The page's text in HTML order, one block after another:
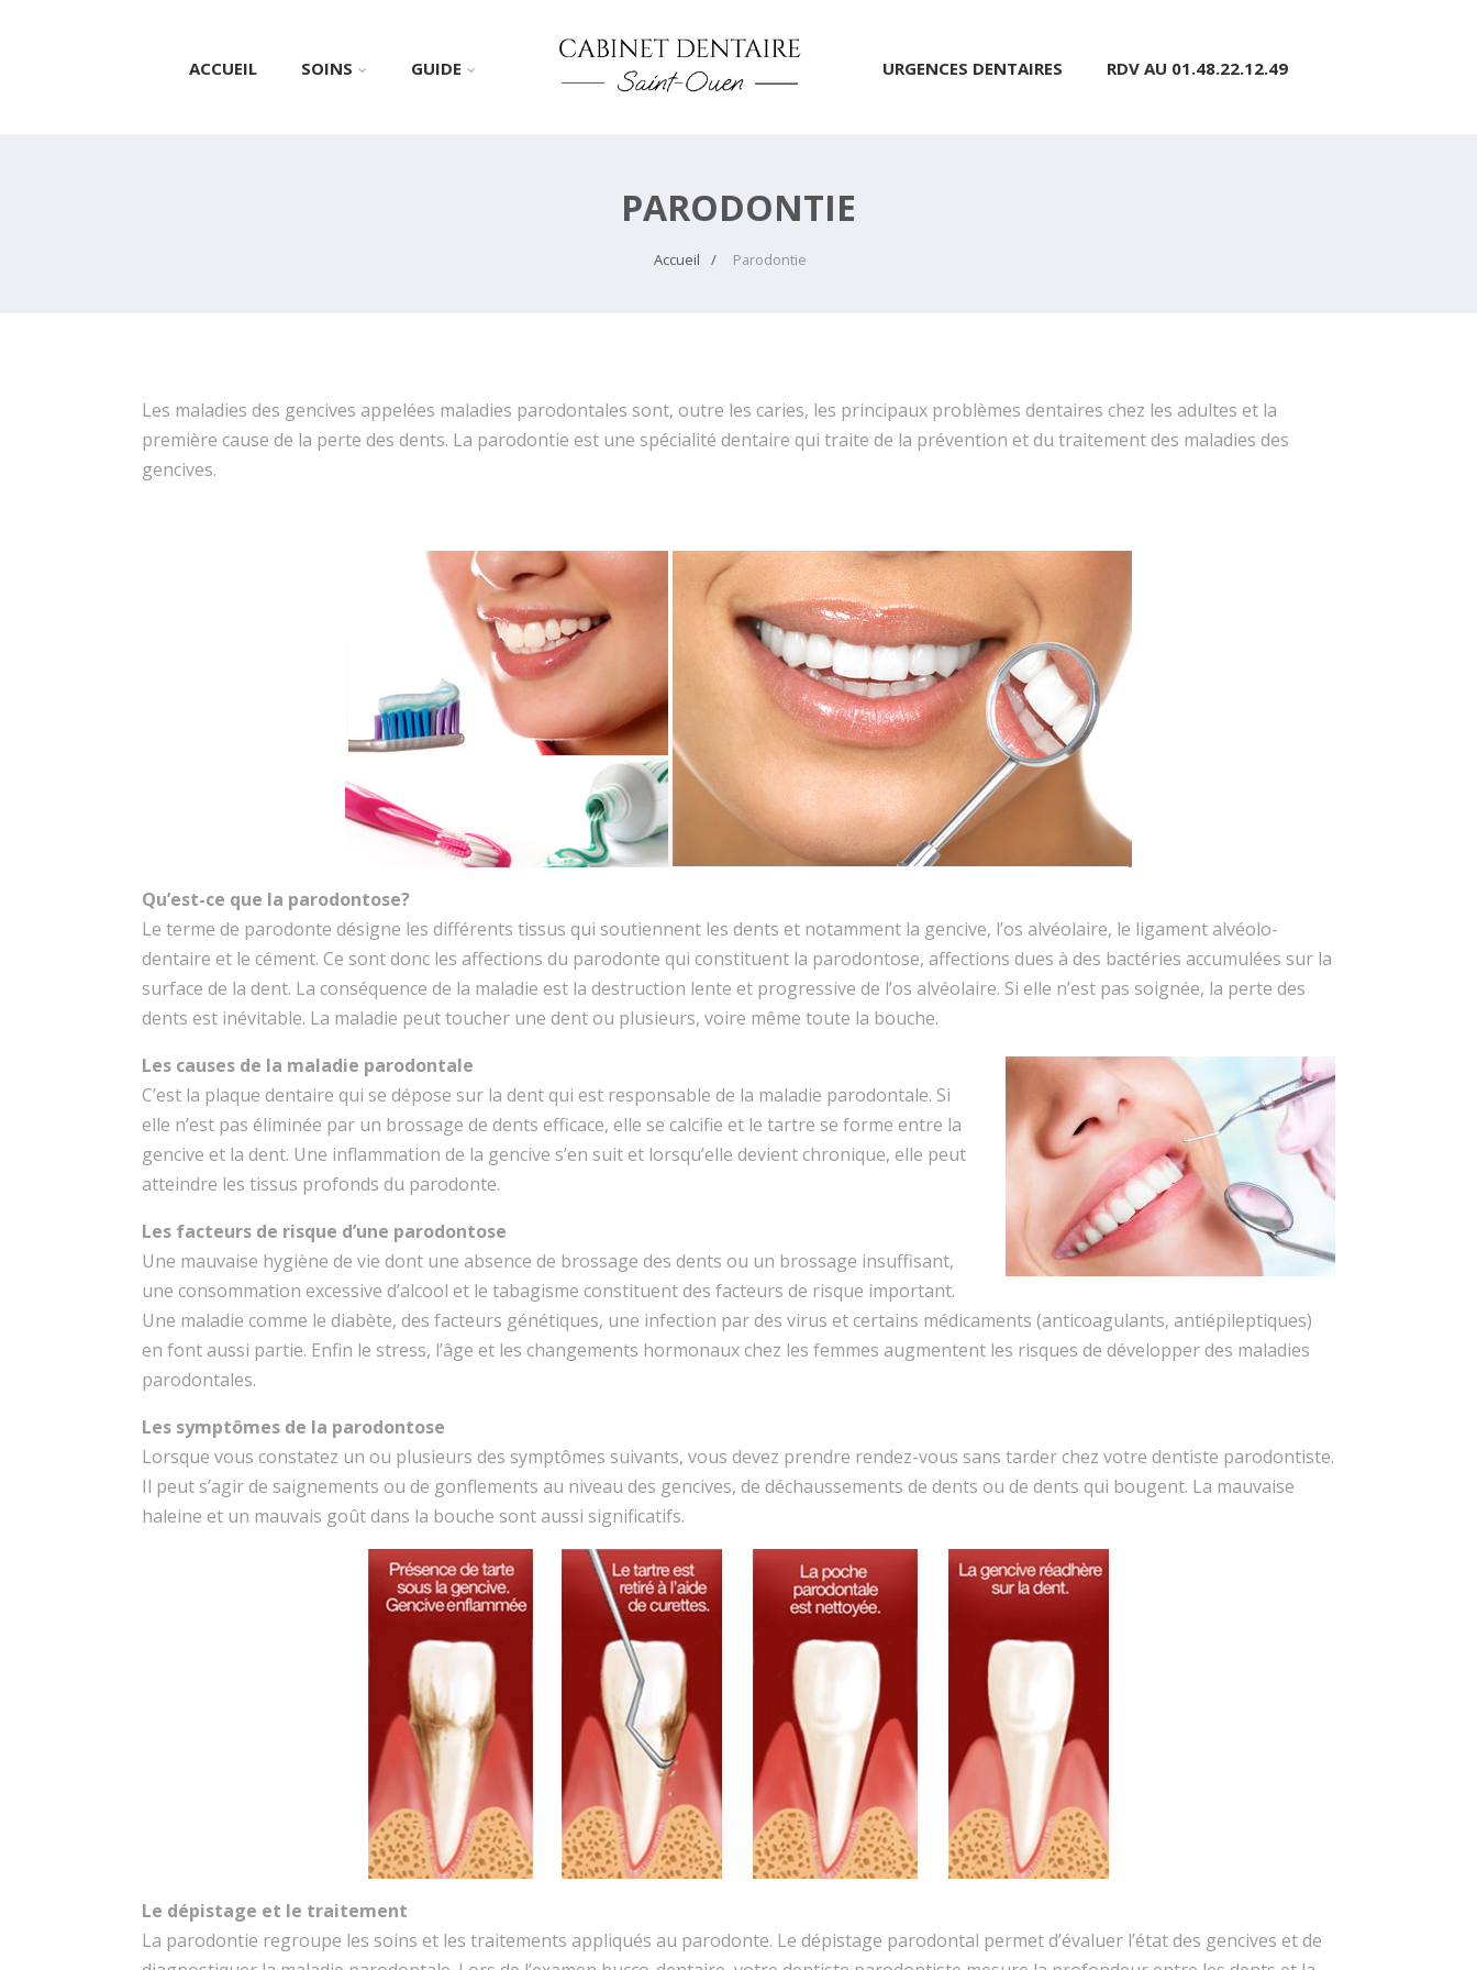
ACCUEIL SOINS GUIDE URGENCES DENTAIRES RDV AU 01.48.22.12.49
PARODONTIE
Accueil Parodontie
Les maladies des gencives appelées maladies parodontales sont, outre les caries, les principaux problèmes dentaires chez les adultes et la
première cause de la perte des dents. La parodontie est une spécialité dentaire qui traite de la prévention et du traitement des maladies des
gencives.
Qu’est-ce que la parodontose?
Le terme de parodonte désigne les différents tissus qui soutiennent les dents et notamment la gencive, l’os alvéolaire, le ligament alvéolo-
dentaire et le cément. Ce sont donc les affections du parodonte qui constituent la parodontose, affections dues à des bactéries accumulées sur la
surface de la dent. La conséquence de la maladie est la destruction lente et progressive de l’os alvéolaire. Si elle n’est pas soignée, la perte des
dents est inévitable. La maladie peut toucher une dent ou plusieurs, voire même toute la bouche.
Les causes de la maladie parodontale
C’est la plaque dentaire qui se dépose sur la dent qui est responsable de la maladie parodontale. Si
elle n’est pas éliminée par un brossage de dents efficace, elle se calcifie et le tartre se forme entre la
gencive et la dent. Une inflammation de la gencive s’en suit et lorsqu’elle devient chronique, elle peut
atteindre les tissus profonds du parodonte.
Les facteurs de risque d’une parodontose
Une mauvaise hygiène de vie dont une absence de brossage des dents ou un brossage insuffisant,
une consommation excessive d’alcool et le tabagisme constituent des facteurs de risque important.
Une maladie comme le diabète, des facteurs génétiques, une infection par des virus et certains médicaments (anticoagulants, antiépileptiques)
en font aussi partie. Enfin le stress, l’âge et les changements hormonaux chez les femmes augmentent les risques de développer des maladies
parodontales.
Les symptômes de la parodontose
Lorsque vous constatez un ou plusieurs des symptômes suivants, vous devez prendre rendez-vous sans tarder chez votre dentiste parodontiste.
Il peut s’agir de saignements ou de gonflements au niveau des gencives, de déchaussements de dents ou de dents qui bougent. La mauvaise
haleine et un mauvais goût dans la bouche sont aussi significatifs.
Le dépistage et le traitement
La parodontie regroupe les soins et les traitements appliqués au parodonte. Le dépistage parodontal permet d’évaluer l’état des gencives et de